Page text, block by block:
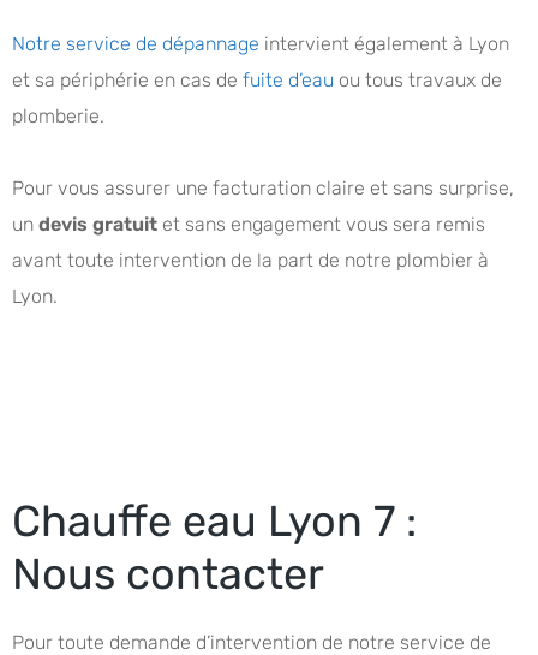
Notre service de dépannage intervient également à Lyon
et sa périphérie en cas de fuite d’eau ou tous travaux de
plomberie.
Pour vous assurer une facturation claire et sans surprise,
un devis gratuit et sans engagement vous sera remis
avant toute intervention de la part de notre plombier à
Lyon.
Chauffe eau Lyon 7 :
Nous contacter
Pour toute demande d’intervention de notre service de